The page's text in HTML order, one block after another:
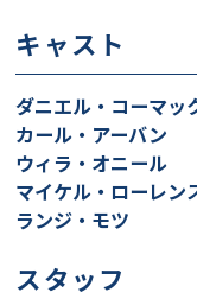
キャスト
ダニエル・コーマッ
カール・アーバン
ウィラ・オニール
マイケル・ローレン
ランジ・モツ
スタッフ